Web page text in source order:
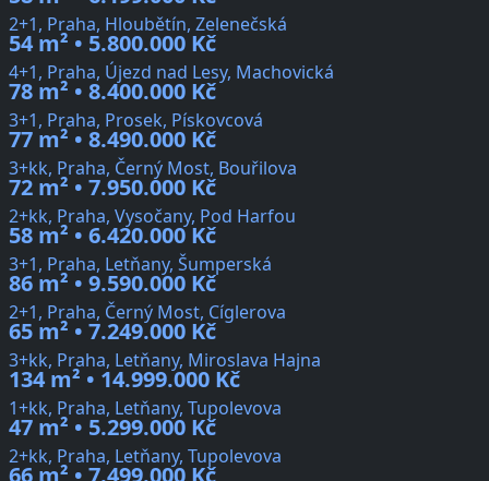
2+1, Praha, Hloubětín, Zelenečská
54 m² • 5.800.000 Kč
4+1, Praha, Újezd nad Lesy, Machovická
78 m² • 8.400.000 Kč
3+1, Praha, Prosek, Pískovcová
77 m² • 8.490.000 Kč
3+kk, Praha, Černý Most, Bouřilova
72 m² • 7.950.000 Kč
2+kk, Praha, Vysočany, Pod Harfou
58 m² • 6.420.000 Kč
3+1, Praha, Letňany, Šumperská
86 m² • 9.590.000 Kč
2+1, Praha, Černý Most, Cíglerova
65 m² • 7.249.000 Kč
3+kk, Praha, Letňany, Miroslava Hajna
134 m² • 14.999.000 Kč
1+kk, Praha, Letňany, Tupolevova
47 m² • 5.299.000 Kč
2+kk, Praha, Letňany, Tupolevova